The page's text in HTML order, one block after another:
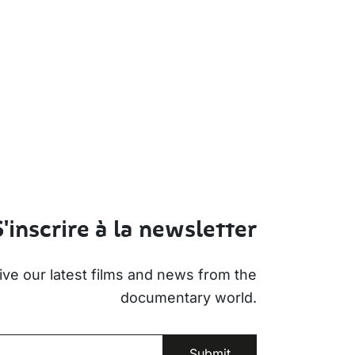
à la newsletter
our latest films and news from the
documentary world.